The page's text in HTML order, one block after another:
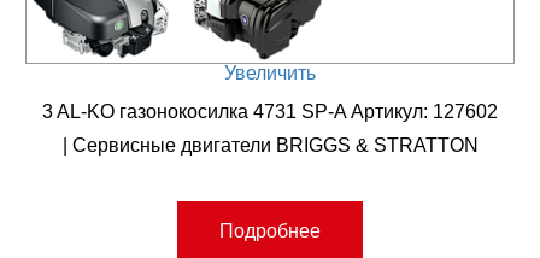
Увеличить
3 AL-KO газонокосилка 4731 SP-A Артикул: 127602
| Сервисные двигатели BRIGGS & STRATTON
Подробнее